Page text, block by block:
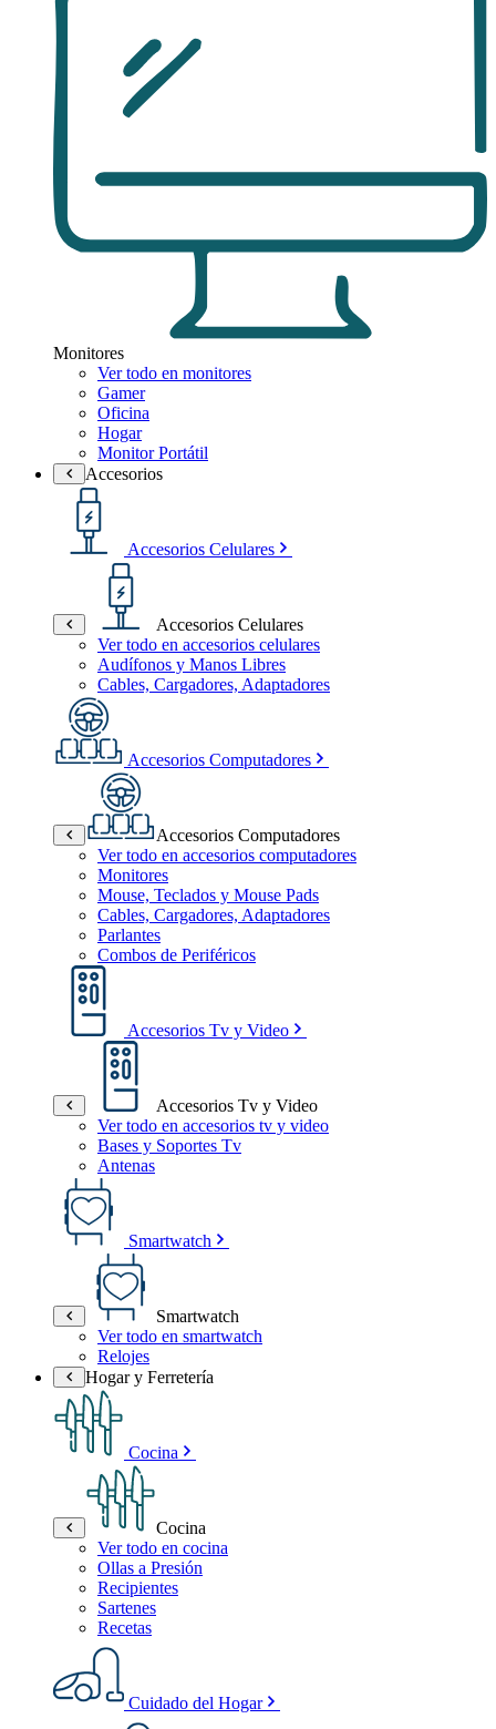
Monitores
Ver todo en monitores
Gamer
Oficina
Hogar
Monitor Portátil
Accesorios
Accesorios Celulares
Accesorios Celulares
Ver todo en accesorios celulares
Audífonos y Manos Libres
Cables, Cargadores, Adaptadores
Accesorios Computadores
Accesorios Computadores
Ver todo en accesorios computadores
Monitores
Mouse, Teclados y Mouse Pads
Cables, Cargadores, Adaptadores
Parlantes
Combos de Periféricos
Accesorios Tv y Video
Accesorios Tv y Video
Ver todo en accesorios tv y video
Bases y Soportes Tv
Antenas
Smartwatch
Smartwatch
Ver todo en smartwatch
Relojes
Hogar y Ferretería
Cocina
Cocina
Ver todo en cocina
Ollas a Presión
Recipientes
Sartenes
Recetas
Cuidado del Hogar